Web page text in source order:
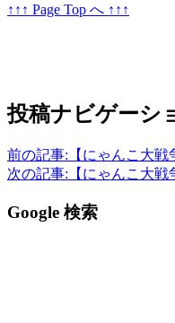
↑↑↑ Page Top へ ↑↑↑
投稿ナビゲーシ
前の記事: 【にゃんこ大
次の記事: 【にゃんこ大
Google 検索